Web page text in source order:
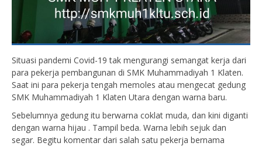
Situasi pandemi Covid-19 tak mengurangi semangat kerja dari
para pekerja pembangunan di SMK Muhammadiyah 1 Klaten.
Saat ini para pekerja tengah memoles atau mengecat gedung
SMK Muhammadiyah 1 Klaten Utara dengan warna baru.
Sebelumnya gedung itu berwarna coklat muda, dan kini diganti
dengan warna hijau . Tampil beda. Warna lebih sejuk dan
segar. Begitu komentar dari salah satu pekerja bernama